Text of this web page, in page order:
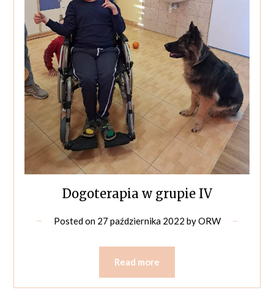
Dogoterapia w grupie IV
Posted on 27 października 2022 byORW
Read more